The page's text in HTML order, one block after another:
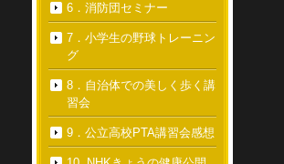
6．消防団セミナー
7．小学生の野球トレーニン
グ
8．自治体での美しく歩く講
習会
9．公立高校PTA講習会感想